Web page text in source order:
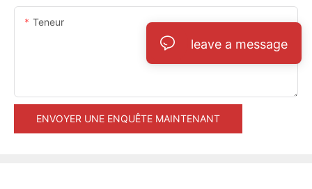
Teneur
ENVOYER UNE ENQUÊTE MAINTENANT
leave a message